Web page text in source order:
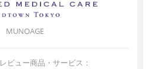
MUNOAGE
レビュー商品・サービス：